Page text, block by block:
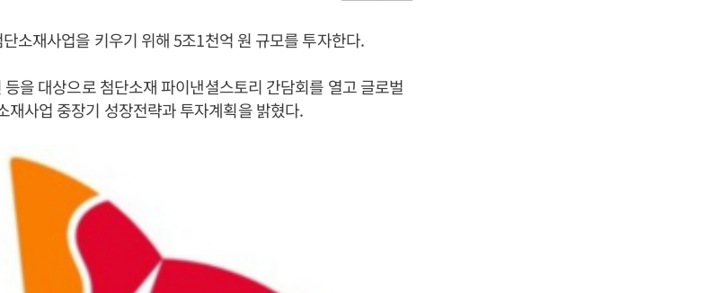
소재사업을 키우기 위해 5조1천억 원 규모를 투자한다.
을 대상으로 첨단소재 파이낸셜스토리 간담회를 열고 글로벌
재사업 중장기 성장전략과 투자계획을 밝혔다.